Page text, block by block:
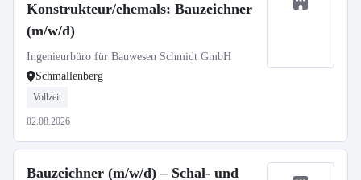
Konstrukteur/ehemals: Bauzeichner
(m/w/d)
Ingenieurbüro für Bauwesen Schmidt GmbH
Schmallenberg
Vollzeit
02.08.2026
Bauzeichner (m/w/d) – Schal- und